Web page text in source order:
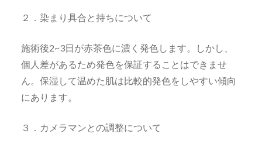
２．染まり具合と持ちについて
施術後2~3日が赤茶色に濃く発色します。しかし、
個人差があるため発色を保証することはできませ
ん。保湿して温めた肌は比較的発色をしやすい傾向
にあります。
３．カメラマンとの調整について